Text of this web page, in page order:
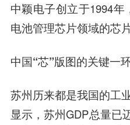
中颖电子创立于1994
电池管理芯片领域的芯
中国“芯”版图的关键一
苏州历来都是我国的工
显示，苏州GDP总量已